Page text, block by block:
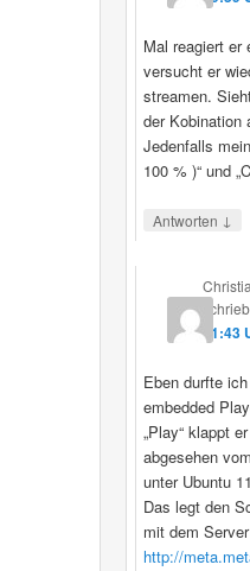
Mal reagiert er
versucht er
streamen.
der Kobination
Jedenfalls
100 % )“ und
Antworten ↓
schrieb
11:43
Eben durfte
embedded
„Play“ klappt
abgesehen
unter Ubuntu
Das legt den
mit dem
http://